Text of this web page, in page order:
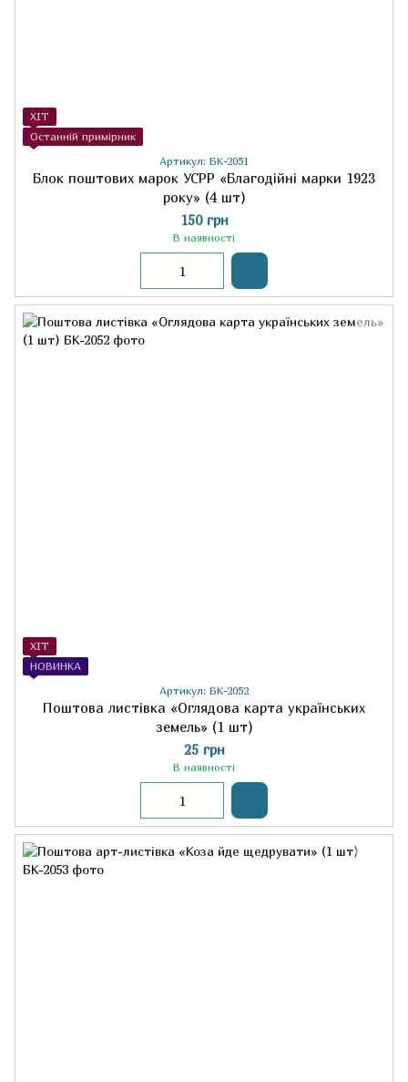
ХІТ
Останній примірник
Артикул: БК-2051
Блок поштових марок УСРР «Благодійні марки 1923
року» (4 шт)
150 грн
В наявності
ХІТ
НОВИНКА
Артикул: БК-2052
Поштова листівка «Оглядова карта українських
земель» (1 шт)
25 грн
В наявності